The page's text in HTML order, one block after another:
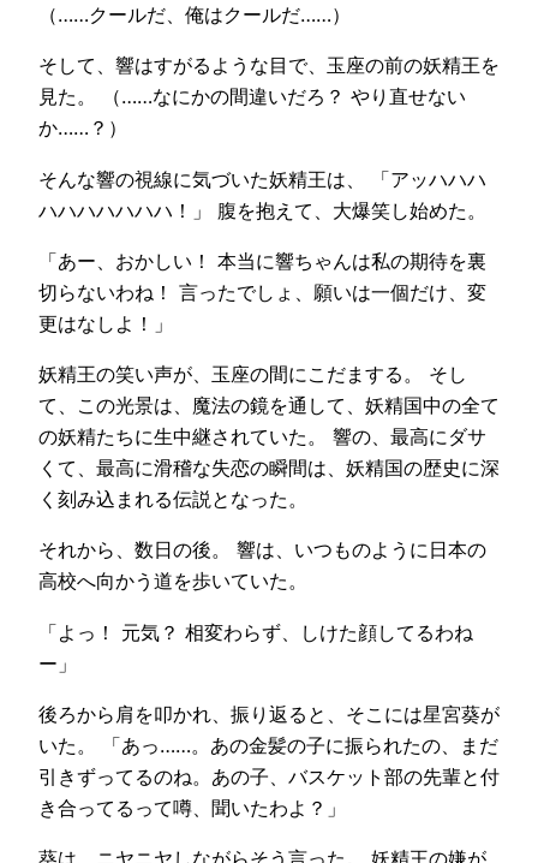
（……クールだ、俺はクールだ……）
そして、響はすがるような目で、玉座の前の妖精王を
見た。 （……なにかの間違いだろ？ やり直せない
か……？）
そんな響の視線に気づいた妖精王は、 「アッハハハ
ハハハハハハハ！」 腹を抱えて、大爆笑し始めた。
「あー、おかしい！ 本当に響ちゃんは私の期待を裏
切らないわね！ 言ったでしょ、願いは一個だけ、変
更はなしよ！」
妖精王の笑い声が、玉座の間にこだまする。 そし
て、この光景は、魔法の鏡を通して、妖精国中の全て
の妖精たちに生中継されていた。 響の、最高にダサ
くて、最高に滑稽な失恋の瞬間は、妖精国の歴史に深
く刻み込まれる伝説となった。
それから、数日の後。 響は、いつものように日本の
高校へ向かう道を歩いていた。
「よっ！ 元気？ 相変わらず、しけた顔してるわね
ー」
後ろから肩を叩かれ、振り返ると、そこには星宮葵が
いた。 「あっ……。あの金髪の子に振られたの、まだ
引きずってるのね。あの子、バスケット部の先輩と付
き合ってるって噂、聞いたわよ？」